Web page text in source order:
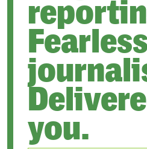
Fearless
you.